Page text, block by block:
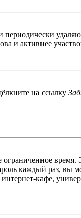
и активнее
на ссылку
время.
каждый раз, вы
кафе,